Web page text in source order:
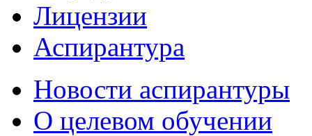
Лицензии
Аспирантура
Новости аспирантуры
О целевом обучении